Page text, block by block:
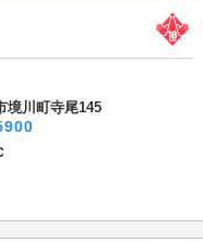
境川町寺尾145